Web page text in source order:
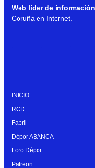
Web líder de información
Coruña en Internet.
INICIO
RCD
Fabril
Dépor ABANCA
Foro Dépor
Patreon